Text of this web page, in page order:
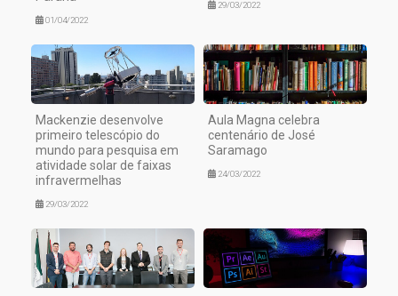
01/04/2022
29/03/2022
Mackenzie desenvolve
primeiro telescópio do
mundo para pesquisa em
atividade solar de faixas
infravermelhas
29/03/2022
Aula Magna celebra
centenário de José
Saramago
24/03/2022